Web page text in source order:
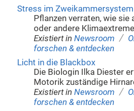
Stress im Zweikammersystem
Pflanzen verraten, wie sie
oder andere
Existiert in Newsroom /
forschen & entdecken
Licht in die Blackbox
Die Biologin Ilka Diester
Motorik zuständige
Existiert in Newsroom /
forschen & entdecken